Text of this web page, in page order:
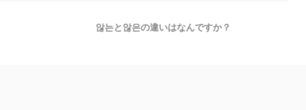
않는と않은の違いはなんですか？